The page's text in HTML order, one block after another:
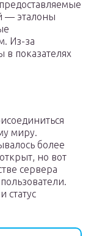
— эталоны
Из-за
показателях
миру.
более
но вот
сервера
статус